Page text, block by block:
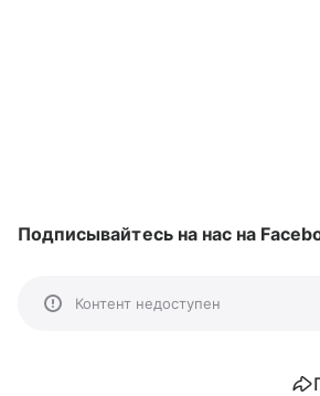
Подписывайтесь на нас на
Контент недоступен